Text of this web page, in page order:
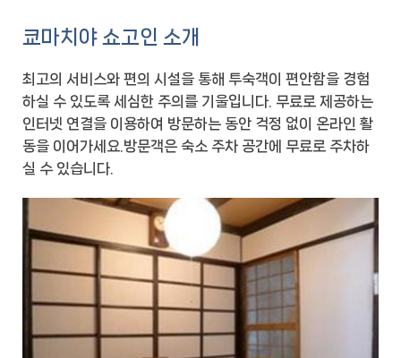
쿄마치야 쇼고인 소개
최고의 서비스와 편의 시설을 통해 투숙객이 편안함을 경험
하실 수 있도록 세심한 주의를 기울입니다. 무료로 제공하는
인터넷 연결을 이용하여 방문하는 동안 걱정 없이 온라인 활
동을 이어가세요.방문객은 숙소 주차 공간에 무료로 주차하
실 수 있습니다.